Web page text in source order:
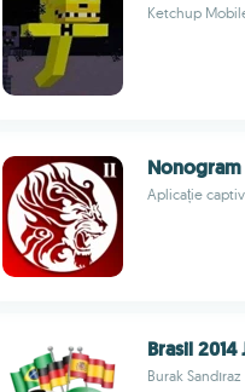
Ketchup
Aplicație
Brasil
Burak Sandıraz